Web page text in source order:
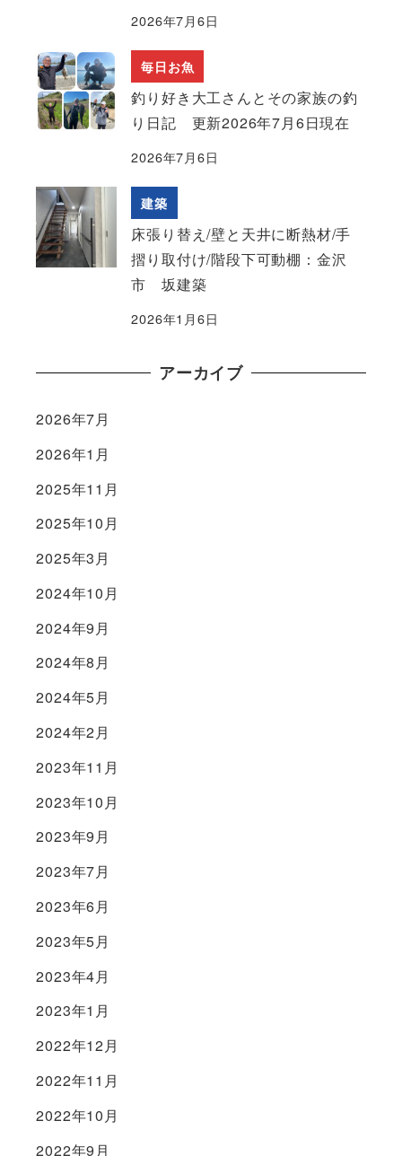
2026年7月6日
毎日お魚
釣り好き大工さんとその家族の釣
り日記 更新2026年7月6日現在
2026年7月6日
建築
床張り替え/壁と天井に断熱材/手
摺り取付け/階段下可動棚：金沢
市 坂建築
2026年1月6日
アーカイブ
2026年7月
2026年1月
2025年11月
2025年10月
2025年3月
2024年10月
2024年9月
2024年8月
2024年5月
2024年2月
2023年11月
2023年10月
2023年9月
2023年7月
2023年6月
2023年5月
2023年4月
2023年1月
2022年12月
2022年11月
2022年10月
2022年9月